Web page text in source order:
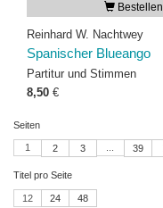
Bestellen
Reinhard W. Nachtwey
Spanischer Blueango
Partitur und Stimmen
8,50 €
Seiten
1 2 3 ... 39
Titel pro Seite
12 24 48